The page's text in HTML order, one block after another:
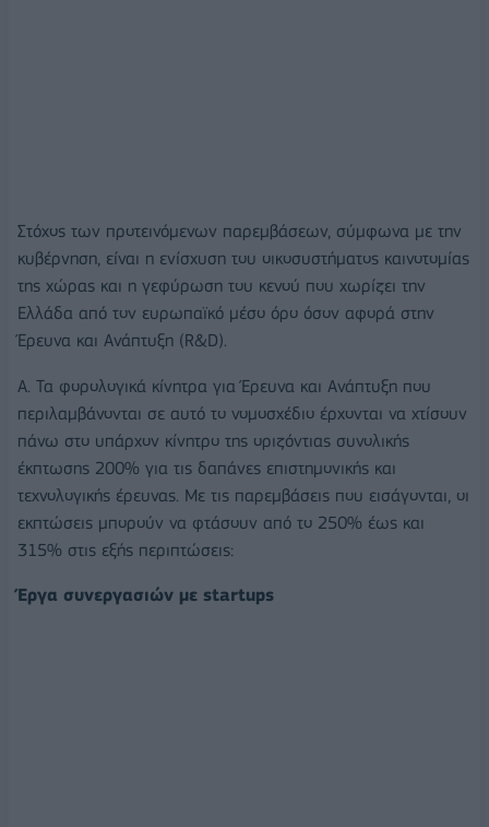
Στόχος των προτεινόμενων παρεμβάσεων, σύμφωνα με την
κυβέρνηση, είναι η ενίσχυση του οικοσυστήματος καινοτομίας
της χώρας και η γεφύρωση του κενού που χωρίζει την
Ελλάδα από τον ευρωπαϊκό μέσο όρο όσον αφορά στην
Έρευνα και Ανάπτυξη (R&D).
Α. Τα φορολογικά κίνητρα για Έρευνα και Ανάπτυξη που
περιλαμβάνονται σε αυτό το νομοσχέδιο έρχονται να χτίσουν
πάνω στο υπάρχον κίνητρο της οριζόντιας συνολικής
έκπτωσης 200% για τις δαπάνες επιστημονικής και
τεχνολογικής έρευνας. Με τις παρεμβάσεις που εισάγονται, οι
εκπτώσεις μπορούν να φτάσουν από το 250% έως και
315% στις εξής περιπτώσεις:
Έργα συνεργασιών με startups